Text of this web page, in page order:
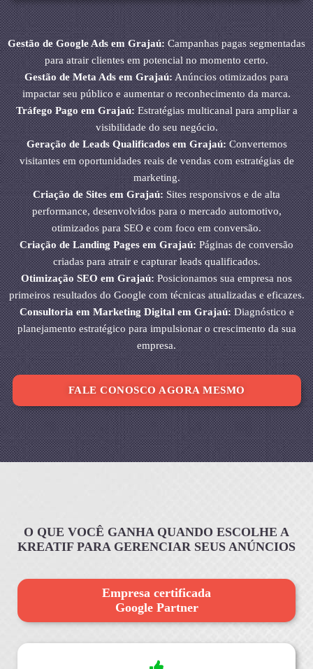
Gestão de Google Ads em Grajaú:Campanhas pagas segmentadas
para atrair clientes em potencial no momento certo.
Gestão de Meta Ads em Grajaú:Anúncios otimizados para
impactar seu público e aumentar o reconhecimento da marca.
Tráfego Pago em Grajaú:Estratégias multicanal para ampliar a
visibilidade do seu negócio.
Geração de Leads Qualificados em Grajaú:Convertemos
visitantes em oportunidades reais de vendas com estratégias de
marketing.
Criação de Sites em Grajaú:Sites responsivos e de alta
performance, desenvolvidos para o mercado automotivo,
otimizados para SEO e com foco em conversão.
Criação de Landing Pages em Grajaú:Páginas de conversão
criadas para atrair e capturar leads qualificados.
Otimização SEO em Grajaú:Posicionamos sua empresa nos
primeiros resultados do Google com técnicas atualizadas e eficazes.
Consultoria em Marketing Digital em Grajaú:Diagnóstico e
planejamento estratégico para impulsionar o crescimento da sua
empresa.
FALE CONOSCO AGORA MESMO
O QUE VOCÊ GANHA QUANDO ESCOLHE A
KREATIF PARA GERENCIAR SEUS ANÚNCIOS
Empresa certificada
Google Partner